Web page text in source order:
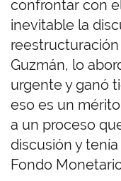
confrontar con
inevitable la
Guzmán, lo
urgente y ganó
eso es un
a un proceso
discusión y
Fondo